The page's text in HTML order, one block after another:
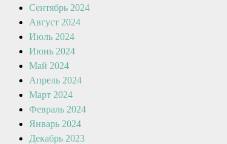
Сентябрь 2024
Август 2024
Июль 2024
Июнь 2024
Май 2024
Апрель 2024
Март 2024
Февраль 2024
Январь 2024
Декабрь 2023